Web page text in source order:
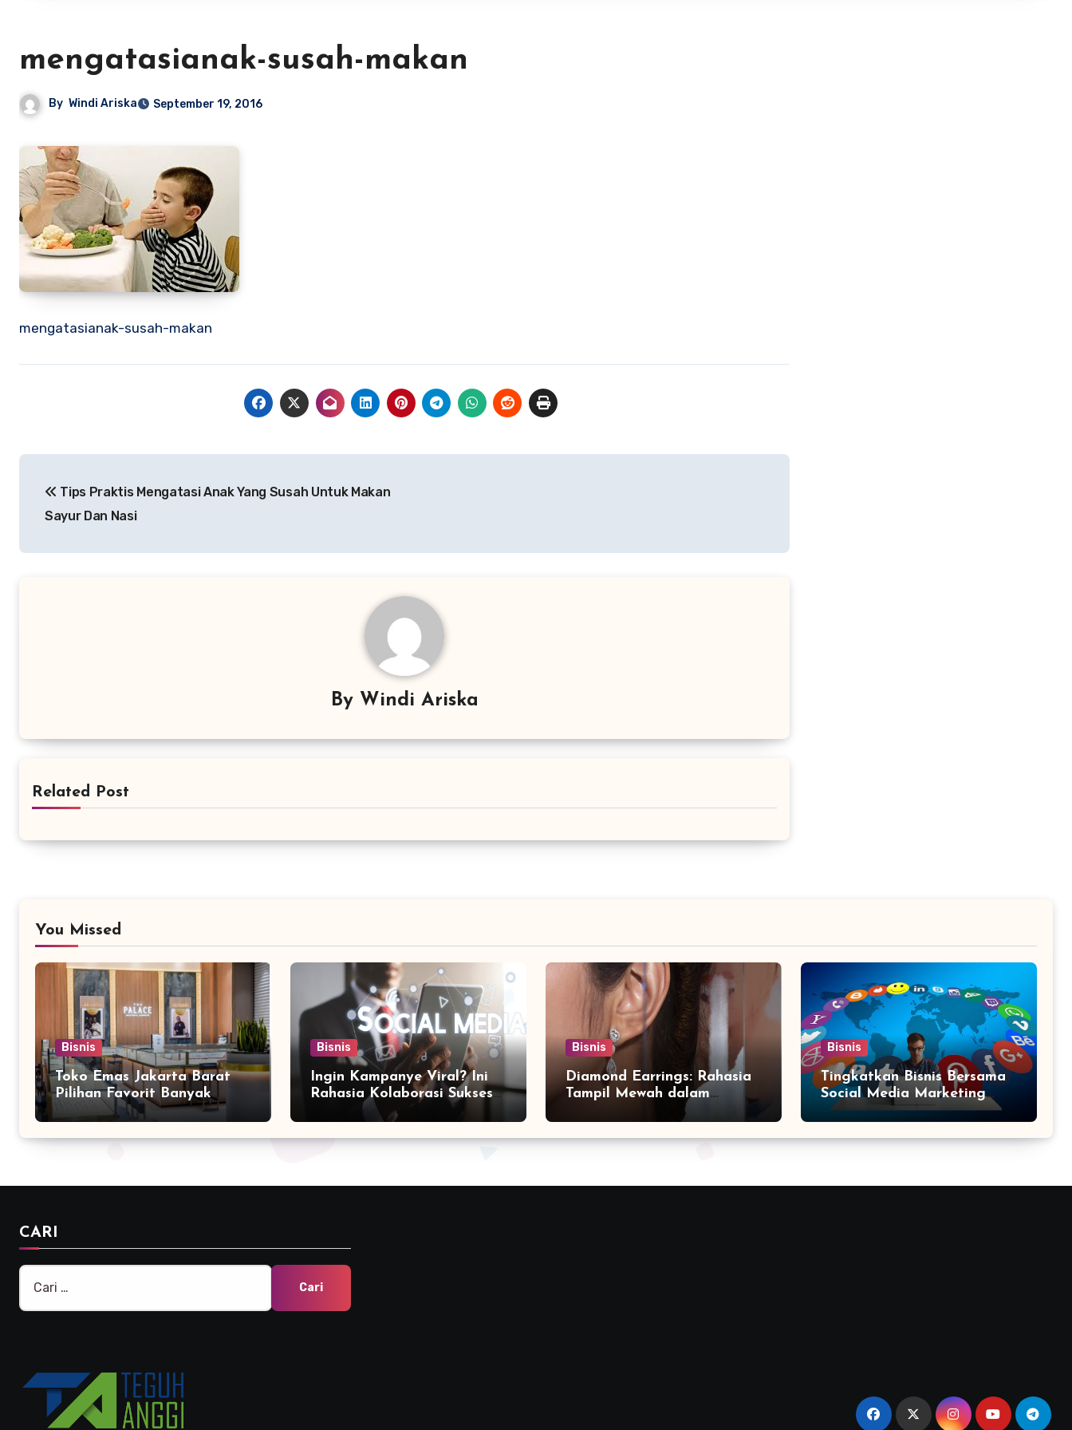
mengatasianak-susah-makan
By Windi Ariska September 19, 2016
mengatasianak-susah-makan
pos Tips Praktis Mengatasi Anak Yang Susah Untuk Makan
Sayur Dan Nasi
By Windi Ariska
Related Post
You Missed
Bisnis
Toko Emas Jakarta Barat
Pilihan Favorit Banyak
Bisnis
Ingin Kampanye Viral? Ini
Rahasia Kolaborasi Sukses
Bersama Social Media
Marketing Agency
Bisnis
Diamond Earrings: Rahasia
Tampil Mewah dalam
Sekejap yang Jarang
Diketahui
Bisnis
Tingkatkan Bisnis Bersama
Social Media Marketing
Agency
CARI
Cari
untuk: